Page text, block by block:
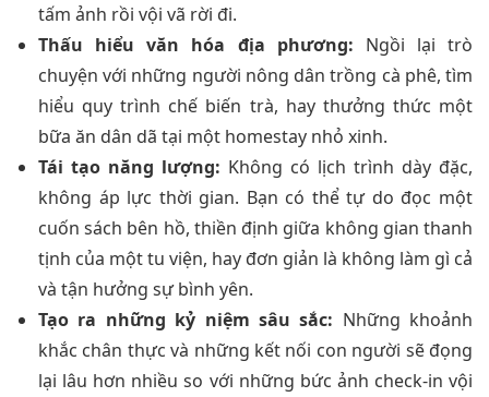
tấm ảnh rồi vội vã rời đi.
Thấu hiểu văn hóa địa phương: Ngồi lại trò
chuyện với những người nông dân trồng cà phê, tìm
hiểu quy trình chế biến trà, hay thưởng thức một
bữa ăn dân dã tại một homestay nhỏ xinh.
Tái tạo năng lượng: Không có lịch trình dày đặc,
không áp lực thời gian. Bạn có thể tự do đọc một
cuốn sách bên hồ, thiền định giữa không gian thanh
tịnh của một tu viện, hay đơn giản là không làm gì cả
và tận hưởng sự bình yên.
Tạo ra những kỷ niệm sâu sắc: Những khoảnh
khắc chân thực và những kết nối con người sẽ đọng
lại lâu hơn nhiều so với những bức ảnh check-in vội